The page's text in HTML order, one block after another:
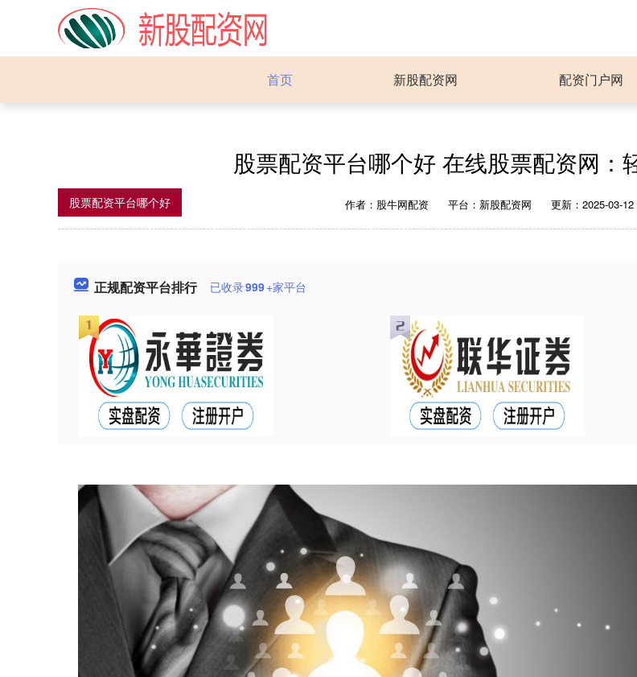
首页 新股配资网 配资门户网
股票配资平台哪个好 在线股票配资网：
股票配资平台哪个好 作者：股牛网配资 平台：新股配资网 更新：2025-03-
正规配资平台排行 已收录999+家平台